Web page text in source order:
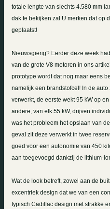
totale lengte van slechts 4.580 mm
dak te bekijken zal U merken dat op
geplaatst!
Nieuwsgierig? Eerder deze week
van de grote V8 motoren in ons
prototype wordt dat nog maar eens
namelijk een brandstofcel! In de
verwerkt, de eerste wekt 95 kW op
andere, van elk 55 kW, drijven
was het probleem het opslaan van
geval zit deze verwerkt in twee
goed voor een autonomie van 450
aan toegevoegd dankzij de lithium-
Wat de look betreft, zowel aan de
excentriek design dat we van een
typisch Cadillac design met strakke